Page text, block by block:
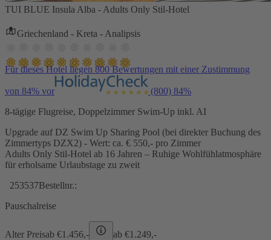
TUI BLUE Insula Alba - Adults Only Stil-Hotel
Griechenland - Kreta - Analipsis
Für dieses Hotel liegen 800 Bewertungen mit einer Zustimmung
von 84% vor (800) 84%
8-tägige Flugreise, Doppelzimmer Swim-Up inkl. AI
Upgrade auf DZ Swim Up Sharing Pool (bei direkter Buchung des
Zimmertyps DZX2) - Wert: ca. € 550,- pro Zimmer
Adults Only Stil-Hotel ab 16 Jahren – Ruhige Wohlfühlatmosphäre
für erholsame Urlaubstage zu zweit
253537Bestellnr.:
Pauschalreise
Alter Preisab €1.456,- ab €1.249,-